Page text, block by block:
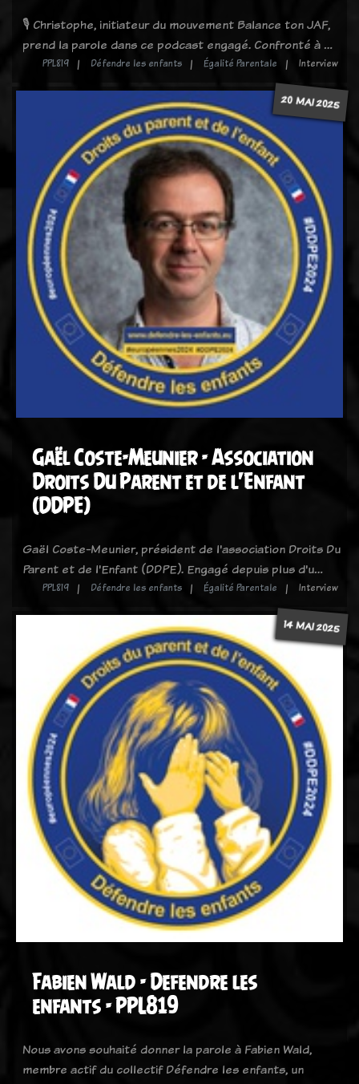
🎙️ Christophe, initiateur du mouvement Balance ton JAF,
prend la parole dans ce podcast engagé. Confronté à …
PPL819 Défendre les enfants Égalité Parentale Interview
20 MAI 2025
Gaël Coste-Meunier - Association
Droits Du Parent et de l'Enfant
(DDPE)
Gaël Coste-Meunier, président de l'association Droits Du
Parent et de l'Enfant (DDPE). Engagé depuis plus d'u…
PPL819 Défendre les enfants Égalité Parentale Interview
14 MAI 2025
Fabien Wald - Defendre les
enfants - PPL819
Nous avons souhaité donner la parole à Fabien Wald,
membre actif du collectif Défendre les enfants, un